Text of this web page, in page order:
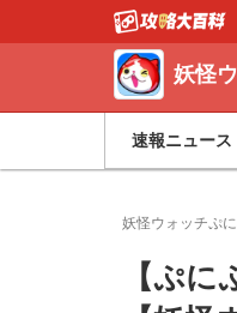
妖怪
速報ニュース
妖怪ウォッチぷ
【ぷ